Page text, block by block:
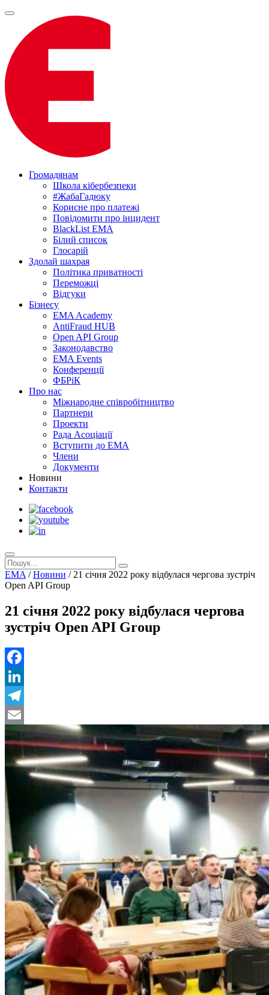
Громадянам
Школа кібербезпеки
#ЖабаГадюку
Корисне про платежі
Повідомити про інцидент
BlackList EMA
Білий список
Глосарій
Здолай шахрая
Політика приватності
Переможцi
Відгуки
Бізнесу
EMA Academy
AntiFraud HUB
Open API Group
Законодавство
EMA Events
Конференції
ФБРіК
Про нас
Міжнародне співробітництво
Партнери
Проекти
Рада Асоціації
Вступити до ЕМА
Члени
Документи
Новини
Контакти
EMA /Новини / 21 січня 2022 року відбулася чергова зустріч
Open API Group
21 січня 2022 року відбулася чергова
зустріч Open API Group
Facebook
LinkedIn
Telegram
Email